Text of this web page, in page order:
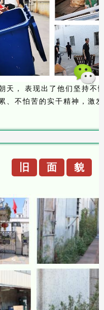
天，
表现出了他们坚持不
、不怕苦的实干精神，激
旧 面 貌